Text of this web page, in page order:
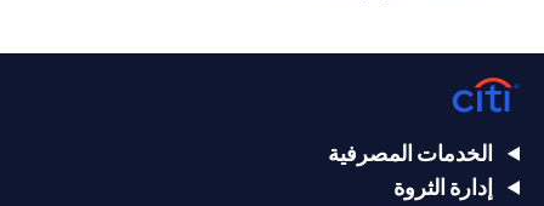
الخدمات المصرفية
إدارة الثروة